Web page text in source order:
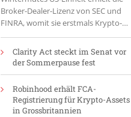
Broker-Dealer-Lizenz von SEC und
FINRA, womit sie erstmals Krypto-
ETF-Anteile abwickeln darf.
Clarity Act steckt im Senat vor
der Sommerpause fest
Robinhood erhält FCA-
Registrierung für Krypto-Assets
in Grossbritannien